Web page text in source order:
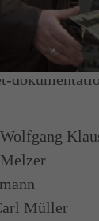
Wolfgang
Müller